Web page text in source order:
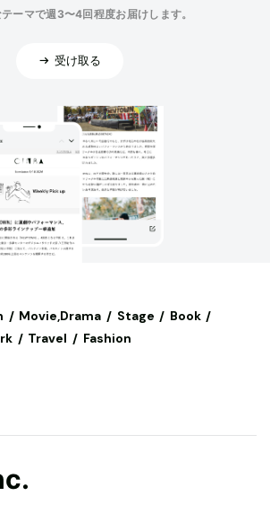
ーマで週3〜4回程度お届けします。
受け取る
Movie,Drama Stage
Book
Travel Fashion